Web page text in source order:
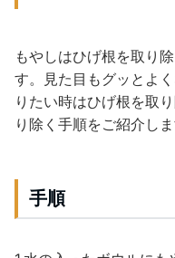
もやしはひげ根を取り
す。見た目もグッとよ
りたい時はひげ根を取
り除く手順をご紹介しま
手順